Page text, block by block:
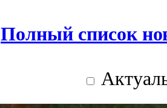
Полный список